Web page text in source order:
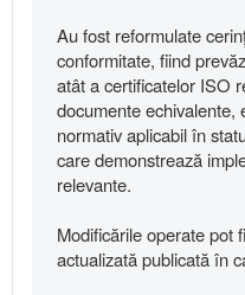
Au fost reformulate
conformitate, fiind
atât a certificatelor ISO
documente echivalente,
normativ aplicabil în
care demonstrează
relevante.
Modificările operate pot
actualizată publicată în